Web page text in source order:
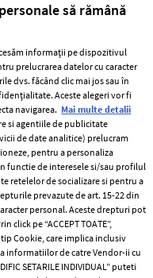
si conditii
de
de cookies
să rămână
informații pe dispozitivul
prelucrarea datelor cu caracter
dvs. făcând clic mai jos sau în
Aceste alegeri vor fi
navigarea. Mai multe detalii
si agentiile de publicitate
de date analitice) prelucram
pentru a personaliza
functie de interesele si/sau profilul
retelelor de socializare si pentru a
prevazute de art. 15-22 din
personal. Aceste drepturi pot
click pe “ACCEPT TOATE”,
Cookie, care implica inclusiv
informatiilor de catre Vendor-ii cu
SETARILE INDIVIDUAL” puteti